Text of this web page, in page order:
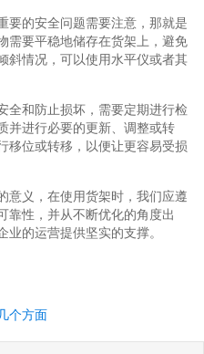
要的安全问题需要注意，那就是
需要平稳地储存在货架上，避免
斜情况，可以使用水平仪或者其
全和防止损坏，需要定期进行检
并进行必要的更新、调整或转
移位或转移，以便让更容易受损
意义，在使用货架时，我们应遵
靠性，并从不断优化的角度出
的运营提供坚实的支撑。
个方面